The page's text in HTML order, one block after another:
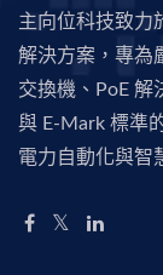
主向位科技致力
解決方案，專為
交換機、PoE 解
與 E-Mark 標準
電力自動化與智